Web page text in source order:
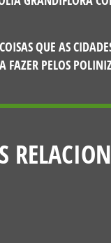
QUE AS
FAZER PELOS